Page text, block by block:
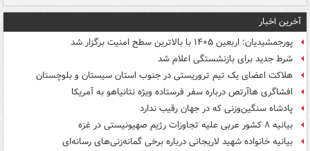
آخرین اخبار
پورجمشیدیان: اربعین ۱۴۰۵ با بالاترین سطح امنیت برگزار شد
شرط جدید برای بازنشستگی اعلام شد
هلاکت اعضای یک تیم تروریستی در جنوب استان سیستان و بلوچستان
افشاگری هاآرتص درباره سفر فرستاده ویژه نتانیاهو به آمریکا
پادشاه سنگین‌وزنی که در جهان رقیب ندارد
بیانیه ۸ کشور عربی علیه تجاوزات رژیم صهیونیستی در غزه
بیانیه خانواده شهید لاریجانی درباره برخی گمانه‌زنی‌های رسانه‌ای